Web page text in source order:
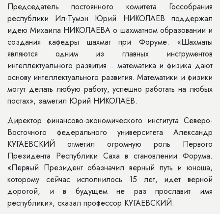
Председатель постоянного комитета Госсобрания
республики Ил-Тумэн Юрий НИКОЛАЕВ поддержал
идею Михаила НИКОЛАЕВА о шахматном образовании и
создания кафедры шахмат при Форуме. «Шахматы
являются одним из главных инструментов
интеллектуального развития... математика и физика дают
основу интеллектуального развития. Математики и физики
могут делать любую работу, успешно работать на любых
постах», заметил Юрий НИКОЛАЕВ.
Директор финансово-экономического института Северо-
Восточного федерального университета Александр
КУГАЕВСКИЙ отметил огромную роль Первого
Президента Республики Саха в становлении Форума.
«Первый Президент обазначил верный путь и юноша,
которому сейчас исполнилось 15 лет, идет верной
дорогой, и в будущем не раз прославит имя
республики», сказал профессор КУГАЕВСКИЙ.